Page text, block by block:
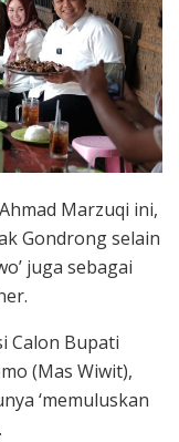
Marzuqi ini,
Gondrong selain
juga sebagai
Calon Bupati
(Mas Wiwit),
‘memuluskan